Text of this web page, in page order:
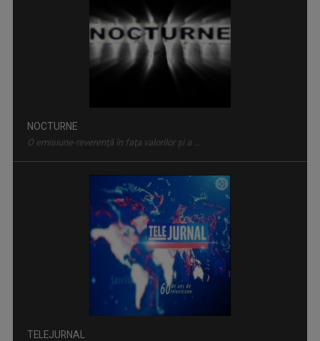
NOCTURNE
O emisiune-reverenţă în faţa valorilor şi a ...
TELEJURNAL